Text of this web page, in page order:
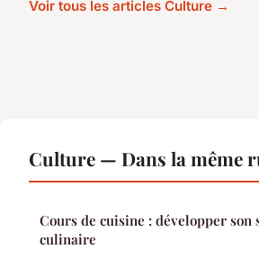
Voir tous les articles Culture →
Culture — Dans la même
Cours de cuisine : développer
culinaire